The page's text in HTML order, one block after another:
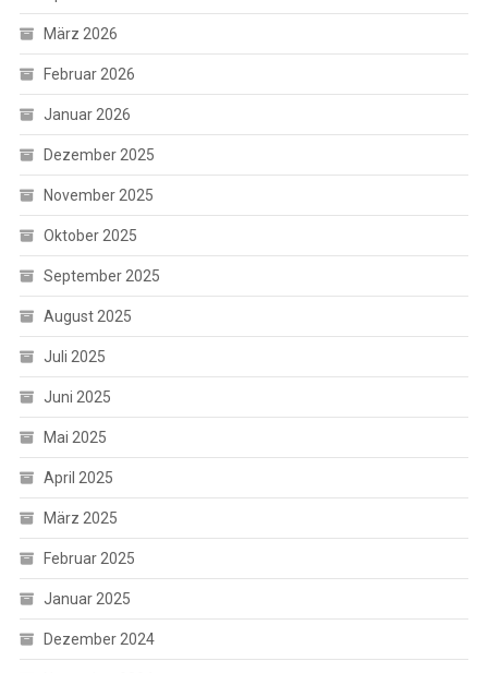
März 2026
Februar 2026
Januar 2026
Dezember 2025
November 2025
Oktober 2025
September 2025
August 2025
Juli 2025
Juni 2025
Mai 2025
April 2025
März 2025
Februar 2025
Januar 2025
Dezember 2024